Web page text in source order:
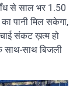
से साल भर 1.50
पानी मिल सकेगा,
संकट ख़त्म हो
साथ-साथ बिजली